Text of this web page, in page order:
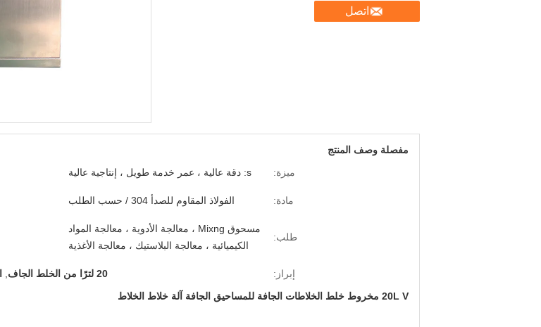
اتصل
مفصلة وصف المنتج
ميزة:
s: دقة عالية ، عمر خدمة طويل ، إنتاجية عالية
مادة: الفولاذ المقاوم للصدأ 304 / حسب الطلب
طلب:
مسحوق Mixng ، معالجة الأدوية ، معالجة المواد
الكيميائية ، معالجة البلاستيك ، معالجة الأغذية
إبراز: 20 لترًا من الخلط الجاف
20L V مخروط خلط الخلاطات الجافة للمساحيق الجافة آلة خلاط الخلاط